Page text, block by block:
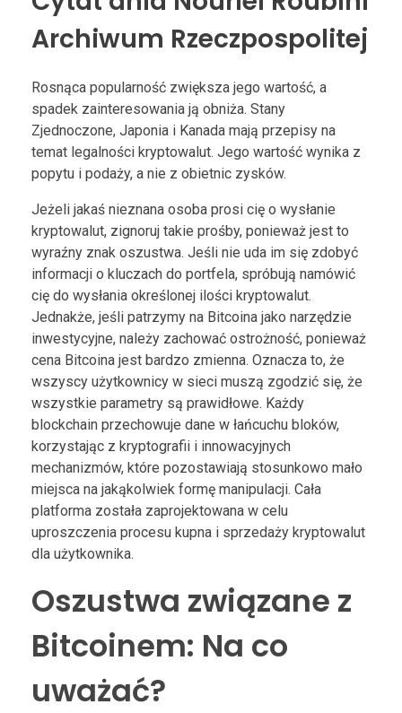
Archiwum Rzeczpospolitej
Rosnąca popularność zwiększa jego wartość, a
spadek zainteresowania ją obniża. Stany
Zjednoczone, Japonia i Kanada mają przepisy na
temat legalności kryptowalut. Jego wartość wynika z
popytu i podaży, a nie z obietnic zysków.
Jeżeli jakaś nieznana osoba prosi cię o wysłanie
kryptowalut, zignoruj takie prośby, ponieważ jest to
wyraźny znak oszustwa. Jeśli nie uda im się zdobyć
informacji o kluczach do portfela, spróbują namówić
cię do wysłania określonej ilości kryptowalut.
Jednakże, jeśli patrzymy na Bitcoina jako narzędzie
inwestycyjne, należy zachować ostrożność, ponieważ
cena Bitcoina jest bardzo zmienna. Oznacza to, że
wszyscy użytkownicy w sieci muszą zgodzić się, że
wszystkie parametry są prawidłowe. Każdy
blockchain przechowuje dane w łańcuchu bloków,
korzystając z kryptografii i innowacyjnych
mechanizmów, które pozostawiają stosunkowo mało
miejsca na jakąkolwiek formę manipulacji. Cała
platforma została zaprojektowana w celu
uproszczenia procesu kupna i sprzedaży kryptowalut
dla użytkownika.
Oszustwa związane z
Bitcoinem: Na co
uważać?